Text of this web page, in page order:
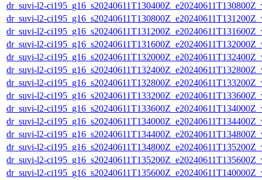
dr_suvi-l2-
dr_suvi-l2-
dr_suvi-l2-
dr_suvi-l2-
dr_suvi-l2-
dr_suvi-l2-
dr_suvi-l2-
dr_suvi-l2-
dr_suvi-l2-
dr_suvi-l2-
dr_suvi-l2-
dr_suvi-l2-
dr_suvi-l2-
dr_suvi-l2-